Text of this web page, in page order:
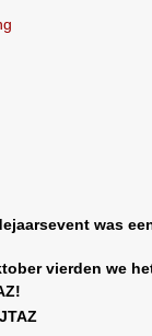
was
vierden we